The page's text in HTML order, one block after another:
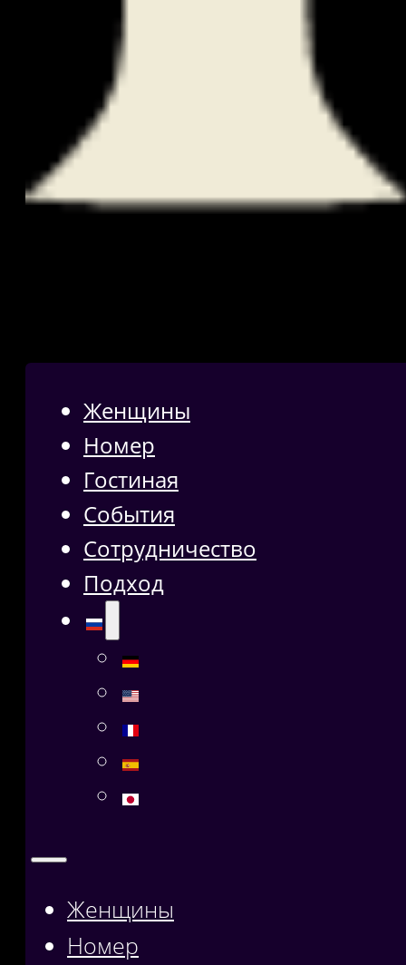
Женщины
Номер
Гостиная
События
Сотрудничество
Подход
Женщины
Номер